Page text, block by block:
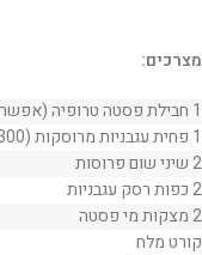
מצרכים:
1 חבילת פסטה טרופיה (אפשר כל פסטה)
1 פחית עגבניות מרוסקות (300 גרם)
2 שיני שום פרוסות
2 כפות רסק עגבניות
2 מצקות מי פסטה
קורט מלח